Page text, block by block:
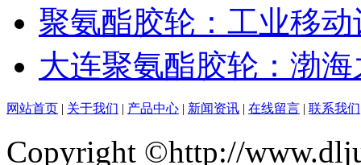
聚氨酯胶轮：工业移
大连聚氨酯胶轮：渤
网站首页 | 关于我们 | 产品中心 | 新闻资讯 | 在线留言 | 联系我们
Copyright ©http://